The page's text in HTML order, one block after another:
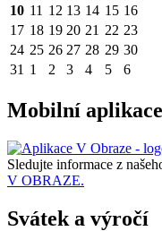
10 11 12 13 14 15 16
17 18 19 20 21 22 23
24 25 26 27 28 29 30
31 1 2 3 4 5 6
Mobilní aplikace
Sledujte informace z
V OBRAZE.
Svátek a výročí